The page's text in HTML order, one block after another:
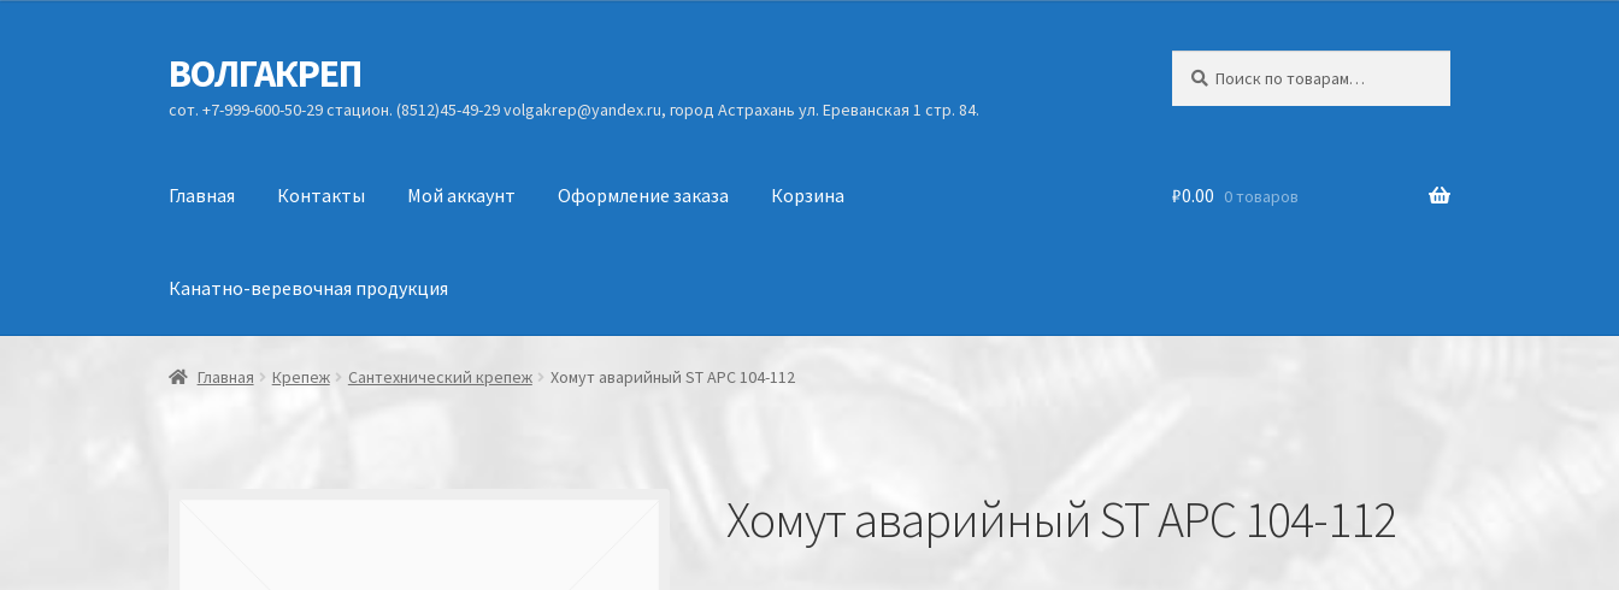
Перейти
к
навигации
Перейти
к
содержимому
ВОЛГАКРЕП
сот. +7-999-600-50-29 стацион. (8512)45-49-29 volgakrep@yandex.ru, город Астрахань ул. Ереванская 1 стр. 84.
Главная Контакты Мой аккаунт Оформление заказа Корзина
Канатно-веревочная продукция
₽0.00 0 товаров
Главная Крепеж Сантехнический крепеж Хомут аварийный ST APC 104-112
Хомут аварийный ST APC 104-112